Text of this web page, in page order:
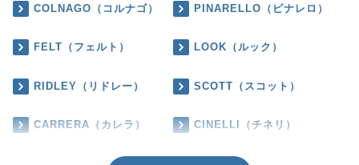
COLNAGO（コルナゴ） PINARELLO（ピナレロ）
FELT（フェルト） LOOK（ルック）
RIDLEY（リドレー） SCOTT（スコット）
CARRERA（カレラ） CINELLI（チネリ）